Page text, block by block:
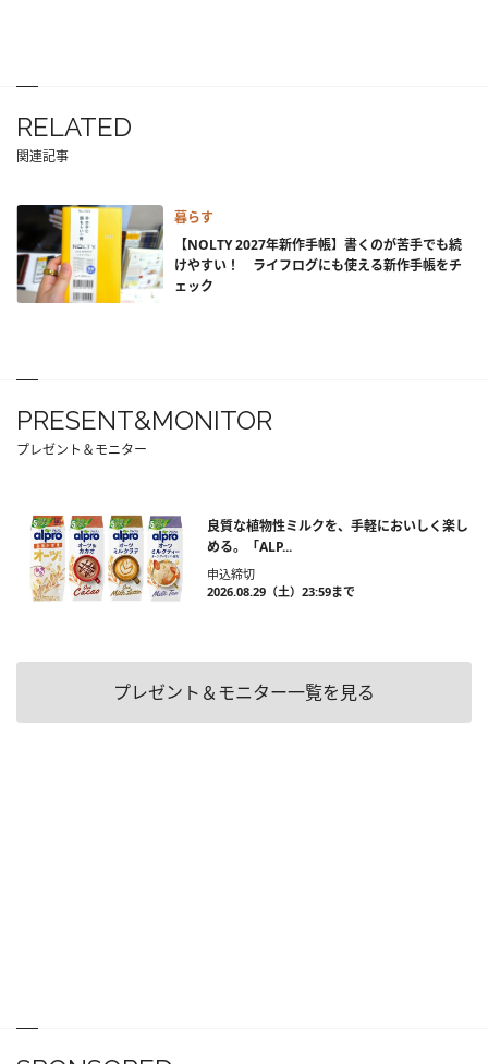
RELATED
関連記事
暮らす
【NOLTY 2027年新作手帳】書くのが苦手でも続
けやすい！ ライフログにも使える新作手帳をチ
ェック
PRESENT&MONITOR
プレゼント＆モニター
良質な植物性ミルクを、手軽においしく楽し
める。「ALP...
申込締切
2026.08.29（土）23:59まで
プレゼント＆モニター一覧を見る